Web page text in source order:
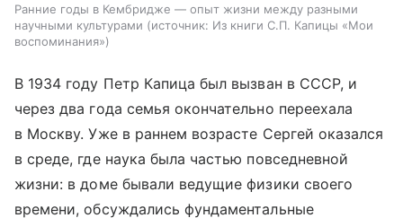
Ранние годы в Кембридже — опыт жизни между разными
научными культурами
источник: Из книги С.П. Капицы «Мои
воспоминания»
В 1934 году Петр Капица был вызван в СССР, и
через два года семья окончательно переехала
в Москву. Уже в раннем возрасте Сергей оказался
в среде, где наука была частью повседневной
жизни: в доме бывали ведущие физики своего
времени, обсуждались фундаментальные